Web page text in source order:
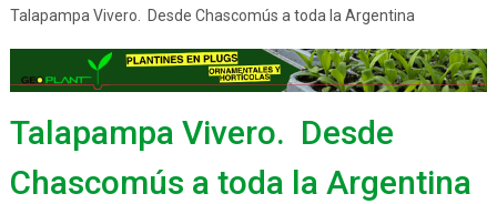
Talapampa Vivero. Desde Chascomús a toda la Argentina
Talapampa Vivero. Desde
Chascomús a toda la Argentina